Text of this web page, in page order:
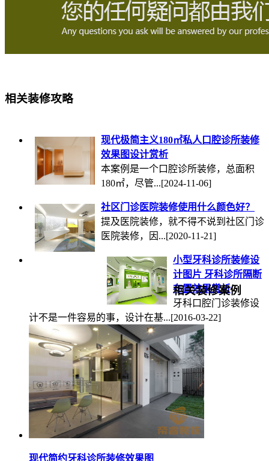
相关装修攻略
现代极简主义180㎡私人口腔诊所装修
效果图设计赏析
本案例是一个口腔诊所装修，总面积
180㎡，尽管...[2024-11-06]
社区门诊医院装修使用什么颜色好？
提及医院装修，就不得不说到社区门诊
医院装修，因...[2020-11-21]
小型牙科诊所装修设
计图片 牙科诊所隔断
布置效果赏析
牙科口腔门诊装修设
计不是一件容易的事，设计在基...[2016-03-22]
相关装修案例
现代简约牙科诊所装修效果图